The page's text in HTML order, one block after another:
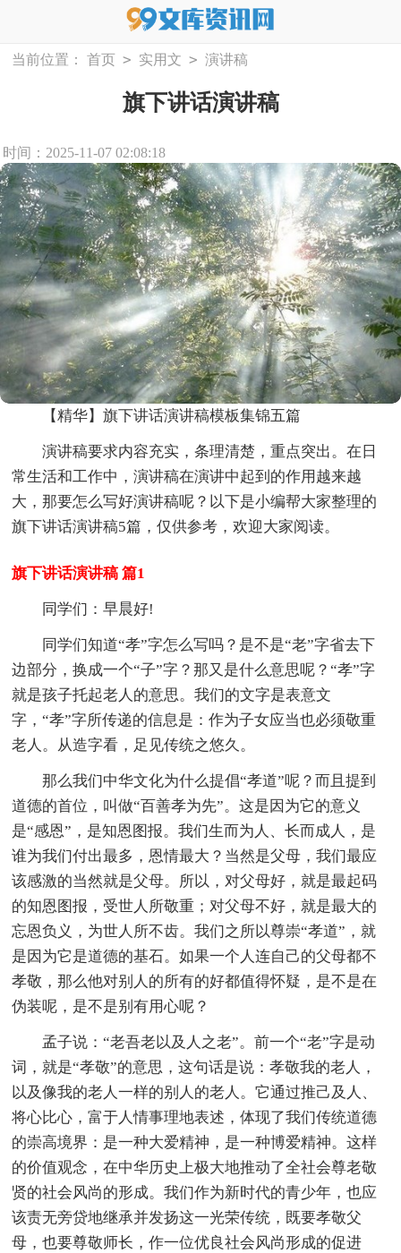
当前位置： 首页 > 实用文 > 演讲稿
旗下讲话演讲稿
时间：2025-11-07 02:08:18
【精华】旗下讲话演讲稿模板集锦五篇
演讲稿要求内容充实，条理清楚，重点突出。在日
常生活和工作中，演讲稿在演讲中起到的作用越来越
大，那要怎么写好演讲稿呢？以下是小编帮大家整理的
旗下讲话演讲稿5篇，仅供参考，欢迎大家阅读。
旗下讲话演讲稿 篇1
同学们：早晨好!
同学们知道“孝”字怎么写吗？是不是“老”字省去下
边部分，换成一个“子”字？那又是什么意思呢？“孝”字
就是孩子托起老人的意思。我们的文字是表意文
字，“孝”字所传递的信息是：作为子女应当也必须敬重
老人。从造字看，足见传统之悠久。
那么我们中华文化为什么提倡“孝道”呢？而且提到
道德的首位，叫做“百善孝为先”。这是因为它的意义
是“感恩”，是知恩图报。我们生而为人、长而成人，是
谁为我们付出最多，恩情最大？当然是父母，我们最应
该感激的当然就是父母。所以，对父母好，就是最起码
的知恩图报，受世人所敬重；对父母不好，就是最大的
忘恩负义，为世人所不齿。我们之所以尊崇“孝道”，就
是因为它是道德的基石。如果一个人连自己的父母都不
孝敬，那么他对别人的所有的好都值得怀疑，是不是在
伪装呢，是不是别有用心呢？
孟子说：“老吾老以及人之老”。前一个“老”字是动
词，就是“孝敬”的意思，这句话是说：孝敬我的老人，
以及像我的老人一样的别人的老人。它通过推己及人、
将心比心，富于人情事理地表述，体现了我们传统道德
的崇高境界：是一种大爱精神，是一种博爱精神。这样
的价值观念，在中华历史上极大地推动了全社会尊老敬
贤的社会风尚的形成。我们作为新时代的青少年，也应
该责无旁贷地继承并发扬这一光荣传统，既要孝敬父
母，也要尊敬师长，作一位优良社会风尚形成的促进